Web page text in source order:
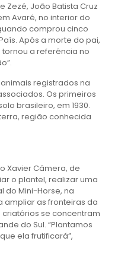
Zezé, João Batista Cruz
Avaré, no interior do
comprou cinco
Após a morte do pai,
a referência no
registrados na
Os primeiros
brasileiro, em 1930.
região conhecida
Xavier Câmera, de
o plantel, realizar uma
do Mini-Horse, na
ampliar as fronteiras da
criatórios se concentram
do Sul. “Plantamos
ela frutificará”,